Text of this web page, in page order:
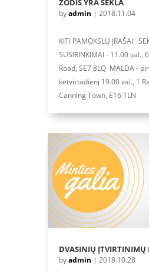
byadmin | 2018.11.04
KITI PAMOKSLŲ ĮRAŠAI
SUSIRINKIMAI - 11.00 val.,
Road, SE7 8LQ MALDA -
ketvirtadienį 19.00 val., 1
Canning Town, E16 1LN
DVASINIŲ
byadmin | 2018.10.28